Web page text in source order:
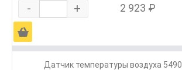
- + 2 923 ₽
Ä
Датчик температуры воздуха 5490